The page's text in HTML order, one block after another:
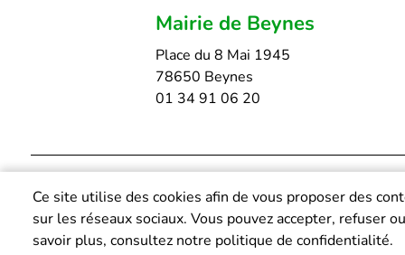
Mairie de Beynes
Place du 8 Mai 1945
78650 Beynes
01 34 91 06 20
Ce site utilise des cookies afin de vous proposer des
sur les réseaux sociaux. Vous pouvez accepter, refuser
savoir plus, consultez notre politique de confidentialité.